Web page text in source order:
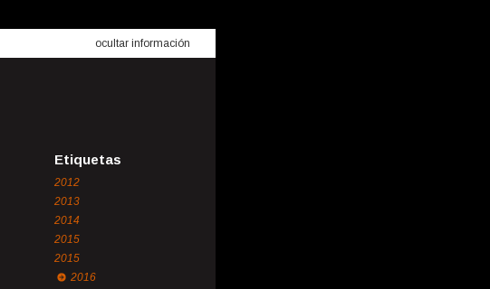
ocultar información
Etiquetas
2012
2013
2014
2015
2015
2016